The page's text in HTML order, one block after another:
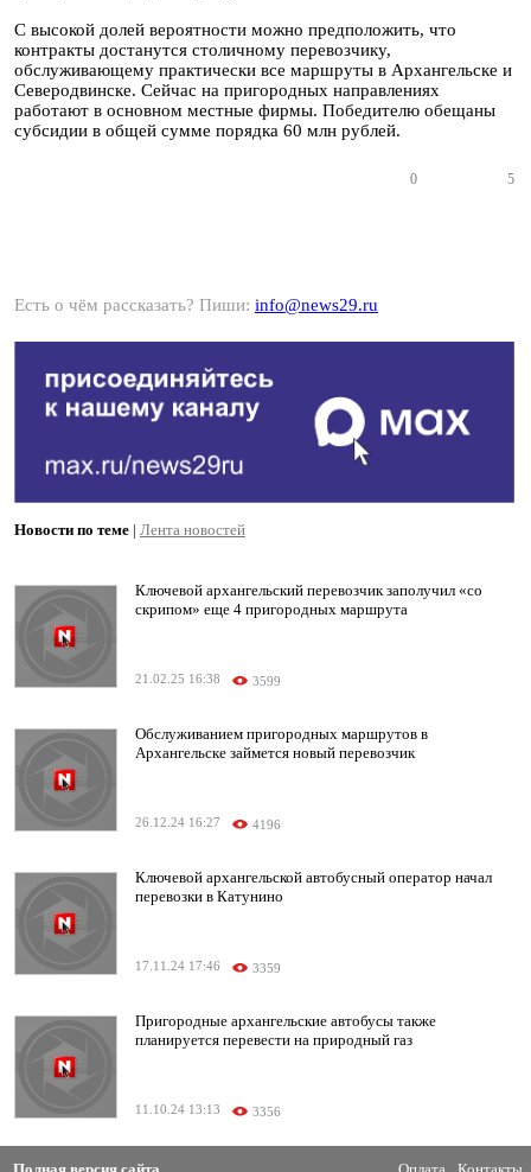
С высокой долей вероятности можно предположить, что
контракты достанутся столичному перевозчику,
обслуживающему практически все маршруты в Архангельске и
Северодвинске. Сейчас на пригородных направлениях
работают в основном местные фирмы. Победителю обещаны
субсидии в общей сумме порядка 60 млн рублей.
0 5
Есть о чём рассказать? Пиши: info@news29.ru
Новости по теме | Лента новостей
Ключевой архангельский перевозчик заполучил «со
скрипом» еще 4 пригородных маршрута
21.02.25 16:38 3599
Обслуживанием пригородных маршрутов в
Архангельске займется новый перевозчик
26.12.24 16:27 4196
Ключевой архангельской автобусный оператор начал
перевозки в Катунино
17.11.24 17:46 3359
Пригородные архангельские автобусы также
планируется перевести на природный газ
11.10.24 13:13 3356